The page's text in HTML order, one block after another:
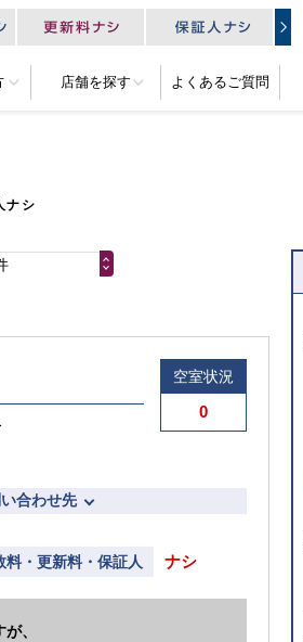
店舗を探す よくあるご質問
ナシ
空室状況
0
合わせ先
料・更新料・保証人 ナシ
、